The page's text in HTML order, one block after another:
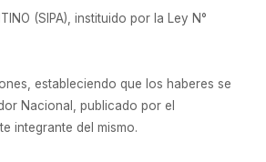
(SIPA), instituido por la Ley N°
estableciendo que los haberes se
Nacional, publicado por el
integrante del mismo.